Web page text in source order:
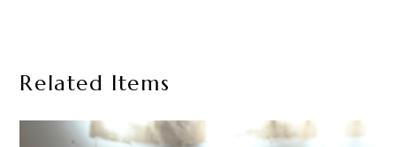
Related Items